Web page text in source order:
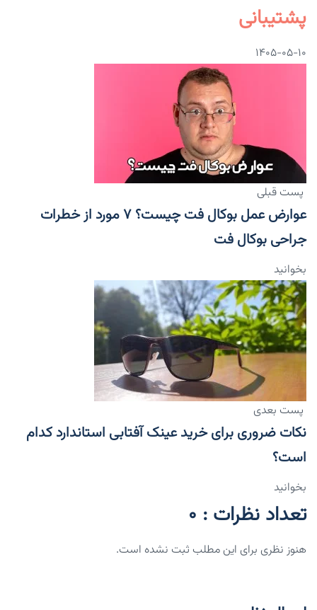
پشتیبانی
۱۴۰۵-۰۵-۱۰
پست قبلی
عوارض عمل بوکال فت چیست؟ ۷ مورد از خطرات
جراحی بوکال فت
بخوانید
پست بعدی
نکات ضروری برای خرید عینک آفتابی استاندارد کدام
است؟
بخوانید
تعداد نظرات : 0
هنوز نظری برای این مطلب ثبت نشده است.